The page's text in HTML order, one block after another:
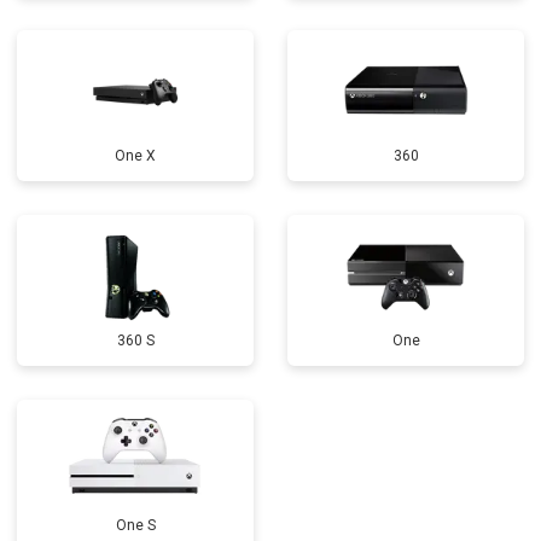
One X 360
360 S One
One S